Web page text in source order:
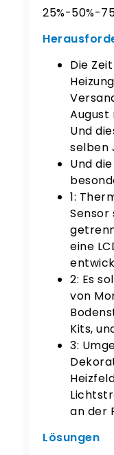
25%-50%-
Die
August
Und
selben
Und
1:
Sensor
eine
2: Es
von
Kits,
3:
an der
Lösungen